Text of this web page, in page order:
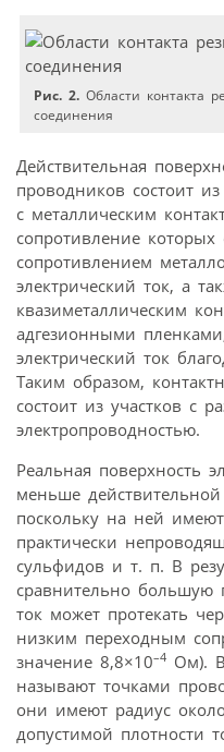
Рис. 2. Области контакта
соединения
Действительная
проводников состоит
с металлическим
сопротивление
сопротивлением
электрический ток, а
квазиметаллическим
адгезионными
электрический ток
Таким образом,
состоит из участков с
электропроводностью.
Реальная поверхность
меньше
поскольку на ней
практически
сульфидов и т. п. В
сравнительно большую
ток может протекать
низким переходным
значение 8,8×10–4 Ом).
называют точками
они имеют радиус
допустимой плотности